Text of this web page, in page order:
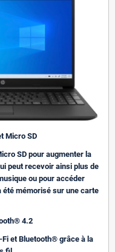
Micro SD
SD pour augmenter la
peut recevoir ainsi plus de
ou pour accéder
été mémorisé sur une carte
4.2
et Bluetooth® grâce à la